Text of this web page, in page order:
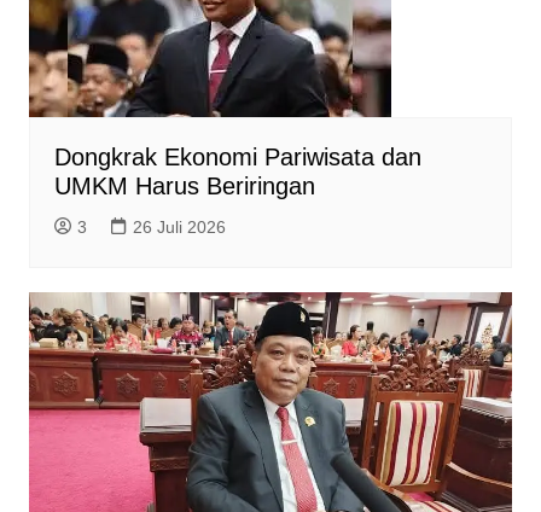
Dongkrak Ekonomi Pariwisata dan
UMKM Harus Beriringan
3 26 Juli 2026